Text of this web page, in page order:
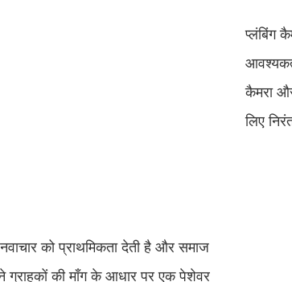
प्लंबिंग
कैमरा
लिए
को प्राथमिकता देती है और समाज
ग्राहकों की माँग के आधार पर एक पेशेवर